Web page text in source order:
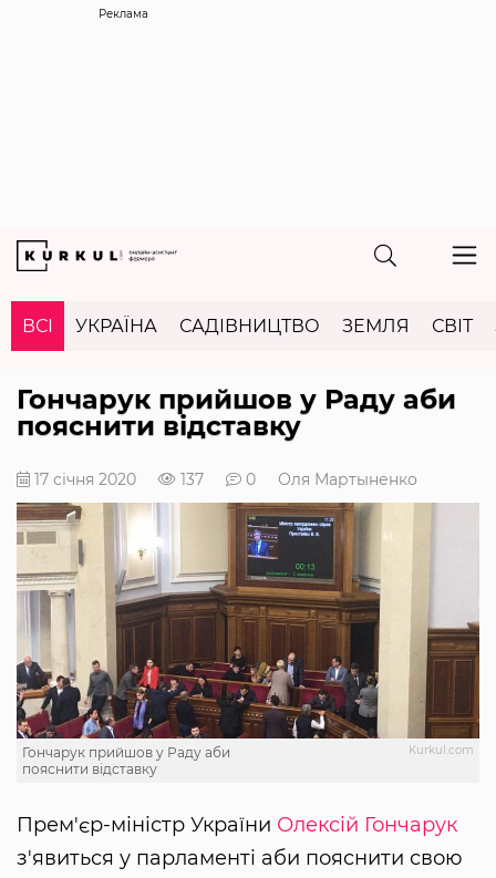
Реклама
ВСІ УКРАЇНА САДІВНИЦТВО ЗЕМЛЯ СВІТ
Гончарук прийшов у Раду аби
пояснити відставку
17 січня 2020 137 0 Оля Мартыненко
Kurkul.com
Гончарук прийшов у Раду аби
пояснити відставку
Прем'єр-міністр України Олексій Гончарук
з'явиться у парламенті аби пояснити свою